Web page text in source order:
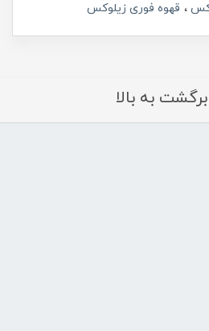
قهوه فوری زیلوکس
برگشت به بالا